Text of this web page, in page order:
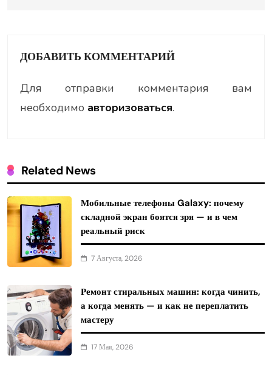
ДОБАВИТЬ КОММЕНТАРИЙ
Для отправки комментария вам
необходимо авторизоваться.
Related News
Мобильные телефоны Galaxy: почему
складной экран боятся зря — и в чем
реальный риск
7 Августа, 2026
Ремонт стиральных машин: когда чинить,
а когда менять — и как не переплатить
мастеру
17 Мая, 2026